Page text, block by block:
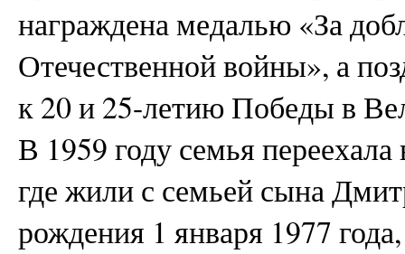
награждена медалью «За
Отечественной войны», а
к 20 и 25-летию Победы в
В 1959 году семья
где жили с семьей сына
рождения 1 января 1977